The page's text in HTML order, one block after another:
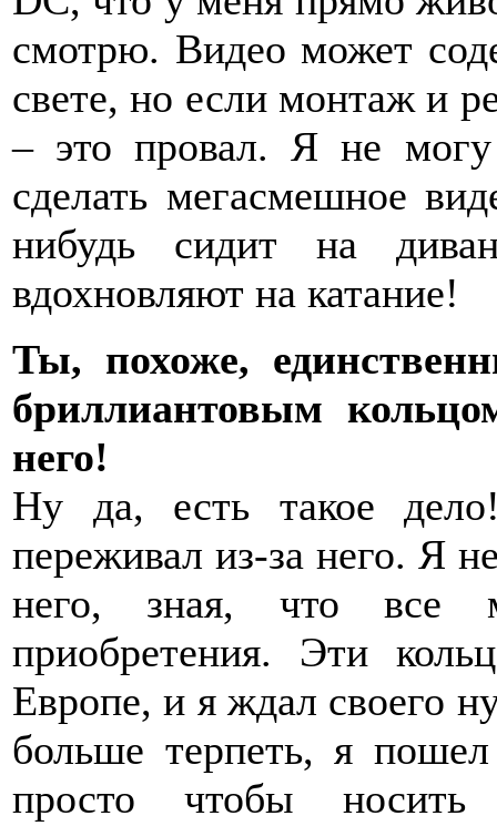
смотрю. Видео может
свете, но если монтаж и
– это провал. Я не
сделать мегасмешное
нибудь сидит на
вдохновляют на катание!
Ты, похоже,
бриллиантовым
него!
Ну да, есть такое
переживал из-за него. Я
него, зная, что все
приобретения. Эти
Европе, и я ждал своего
больше терпеть, я
просто чтобы носить